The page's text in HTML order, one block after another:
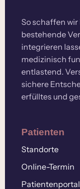
So schaffen wir
bestehende
integrieren
medizinisch
entlastend.
sichere
erfülltes und
Patienten
Standorte
Online-Termin
Patientenportal